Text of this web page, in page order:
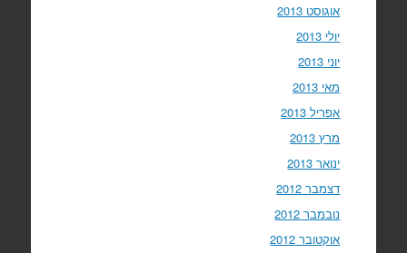
אוגוסט 2013
יולי 2013
יוני 2013
מאי 2013
אפריל 2013
מרץ 2013
ינואר 2013
דצמבר 2012
נובמבר 2012
אוקטובר 2012